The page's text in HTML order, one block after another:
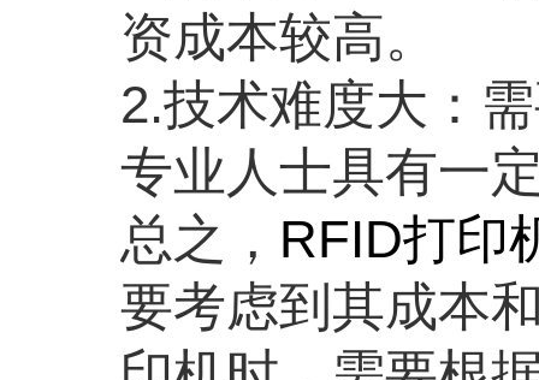
资成本较高。
2.技术难度大：
专业人士具有一
总之， RFID打印
要考虑到其成本